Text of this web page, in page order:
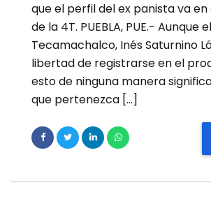
que el perfil del ex panista va
de la 4T. PUEBLA, PUE.-
Tecamachalco, Inés Saturnino
libertad de registrarse en el
esto de ninguna manera
que pertenezca […]